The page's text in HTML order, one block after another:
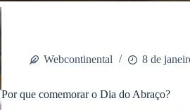
Webcontinental 8 de
Por que comemorar o Dia do Abraço?